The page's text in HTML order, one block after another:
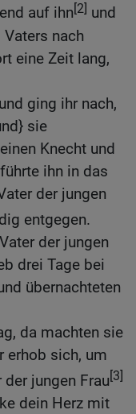
auf ihn[2] und
nach
eine Zeit lang,
ging ihr nach,
sie
Knecht und
ihn in das
der jungen
entgegen.
der jungen
drei Tage bei
übernachteten
da machten sie
erhob sich, um
jungen Frau[3]
dein Herz mit